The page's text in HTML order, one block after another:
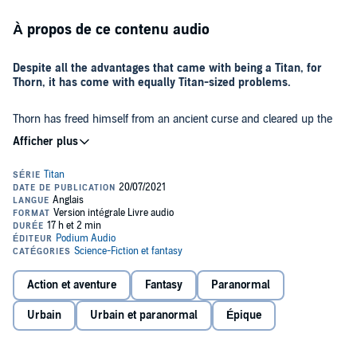
À propos de ce contenu audio
Despite all the advantages that came with being a Titan, for
Thorn, it has come with equally Titan-sized problems.
Thorn has freed himself from an ancient curse and cleared up the
political turmoil in the capital, but the looming threat to Northern
Angoril posed by the Orc invasion of Rasyn carries him back to the
own home.
Beset by enemies on all sides, Thorn must choose between keeping
himself safe or throwing himself into the jaws of danger to honor the
commitments he has made to his friends and allies. When he faces
foes he cannot overpower with brute strength, it will take all of his
wisdom and fortitude to keep him and his allies alive.
©2021 Seth Ring (P)2021 Podium Audio
Action et aventure
Fantasy Paranormal
Urbain Urbain et paranormal Épique